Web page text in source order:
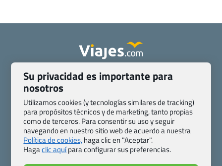
Quienes somos
Contacto
Pasaporte, Visado, Salud y otras disposiciones específicas
Blog de Viajes.com
Registro de agencias
Preguntas frecuentes
Condiciones generales
Política de privacidad y cookies
Transparencia
Todas las páginas – sitemap
Viajes.com
Su privacidad es importante para
nosotros
Utilizamos cookies (y tecnologías similares de tracking)
para propósitos técnicos y de marketing, tanto propias
como de terceros. Para consentir su uso y seguir
navegando en nuestro sitio web de acuerdo a nuestra
Política de cookies,haga clic en "Aceptar".
Hagaclic aquípara configurar sus preferencias.